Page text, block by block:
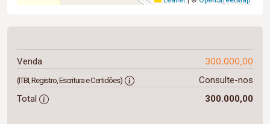
Venda 300.000,00
(ITBI, Registro, Escritura e Certidões)
Consulte-nos
Total
300.000,00